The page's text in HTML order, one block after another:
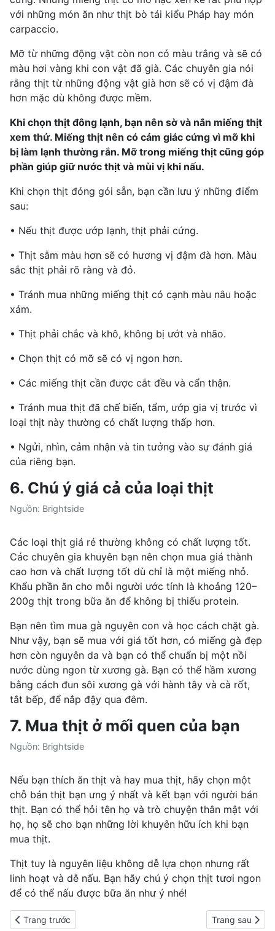
với những món ăn như thịt bò tái kiểu Pháp hay món
carpaccio.
Mỡ từ những động vật còn non có màu trắng và sẽ có
màu hơi vàng khi con vật đã già. Các chuyên gia nói
rằng thịt từ những động vật già hơn sẽ có vị đậm đà
hơn mặc dù không được mềm.
Khi chọn thịt đông lạnh, bạn nên sờ và nắn miếng thịt
xem thử. Miếng thịt nên có cảm giác cứng vì mỡ khi
bị làm lạnh thường rắn. Mỡ trong miếng thịt cũng góp
phần giúp giữ nước thịt và mùi vị khi nấu.
Khi chọn thịt đóng gói sẵn, bạn cần lưu ý những điểm
sau:
• Nếu thịt được ướp lạnh, thịt phải cứng.
• Thịt sẫm màu hơn sẽ có hương vị đậm đà hơn. Màu
sắc thịt phải rõ ràng và đỏ.
• Tránh mua những miếng thịt có cạnh màu nâu hoặc
xám.
• Thịt phải chắc và khô, không bị ướt và nhão.
• Chọn thịt có mỡ sẽ có vị ngon hơn.
• Các miếng thịt cần được cắt đều và cẩn thận.
• Tránh mua thịt đã chế biến, tẩm, ướp gia vị trước vì
loại thịt này thường có chất lượng thấp hơn.
• Ngửi, nhìn, cảm nhận và tin tưởng vào sự đánh giá
của riêng bạn.
6. Chú ý giá cả của loại thịt
Nguồn: Brightside
Các loại thịt giá rẻ thường không có chất lượng tốt.
Các chuyên gia khuyên bạn nên chọn mua giá thành
cao hơn và chất lượng tốt dù chỉ là một miếng nhỏ.
Khẩu phần ăn cho mỗi người ước tính là khoảng 120–
200g thịt trong bữa ăn để không bị thiếu protein.
Bạn nên tìm mua gà nguyên con và học cách chặt gà.
Như vậy, bạn sẽ mua với giá tốt hơn, có miếng gà đẹp
hơn còn nguyên da và bạn có thể chuẩn bị một nồi
nước dùng ngon từ xương gà. Bạn có thể hầm xương
bằng cách đun sôi xương gà với hành tây và cà rốt,
tắt bếp, để nắp đậy qua đêm.
7. Mua thịt ở mối quen của bạn
Nguồn: Brightside
Nếu bạn thích ăn thịt và hay mua thịt, hãy chọn một
chỗ bán thịt bạn ưng ý nhất và kết bạn với người bán
thịt. Bạn có thể hỏi tên họ và trò chuyện thân mật với
họ, họ sẽ cho bạn những lời khuyên hữu ích khi bạn
mua thịt.
Thịt tuy là nguyên liệu không dễ lựa chọn nhưng rất
linh hoạt và dễ nấu. Bạn hãy chú ý chọn thịt tươi ngon
để có thể nấu được bữa ăn như ý nhé!
Previous article: Mách bạn cách làm các món ăn và thức uống
Trang trước Next article:
Trang sau